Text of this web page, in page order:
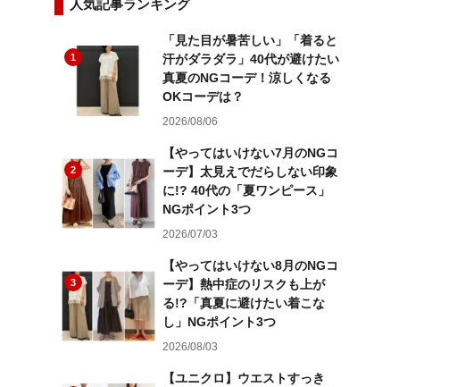
人気記事ランキング
1
「見た目が暑苦しい」「着ると
汗がダラダラ」40代が避けたい
真夏のNGコーデ！涼しくなる
OKコーデは？
2026/08/06
2
【やってはいけない7月のNGコ
ーデ】太見えでだらしない印象
に!? 40代の「夏ワンピース」
NGポイント3つ
2026/07/03
3
【やってはいけない8月のNGコ
ーデ】熱中症のリスクも上が
る!?「真夏に避けたい着こな
し」NGポイント3つ
2026/08/03
【ユニクロ】ウエストすっき